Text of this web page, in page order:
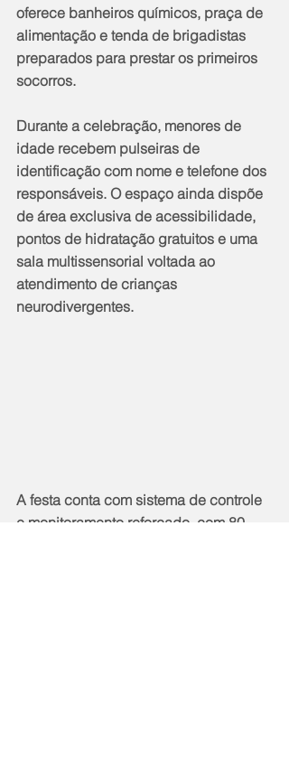
oferece banheiros químicos, praça de
alimentação e tenda de brigadistas
preparados para prestar os primeiros
socorros.
Durante a celebração, menores de
idade recebem pulseiras de
identificação com nome e telefone dos
responsáveis. O espaço ainda dispõe
de área exclusiva de acessibilidade,
pontos de hidratação gratuitos e uma
sala multissensorial voltada ao
atendimento de crianças
neurodivergentes.
A festa conta com sistema de controle
e monitoramento reforçado, com 80